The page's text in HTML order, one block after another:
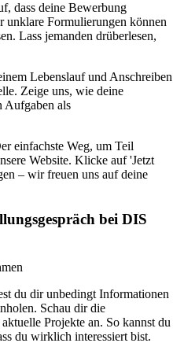
dass deine Bewerbung
unklare Formulierungen können
Lass jemanden drüberlesen,
Lebenslauf und Anschreiben
Zeige uns, wie deine
Aufgaben als
einfachste Weg, um Teil
Website. Klicke auf 'Jetzt
– wir freuen uns auf deine
bei DIS
du dir unbedingt Informationen
Schau dir die
Projekte an. So kannst du
du wirklich interessiert bist.